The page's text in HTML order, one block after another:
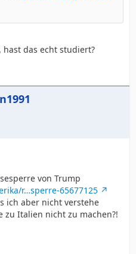
hast das echt studiert?
von Trump
r…sperre-65677125
ich aber nicht verstehe
zu Italien nicht zu machen?!